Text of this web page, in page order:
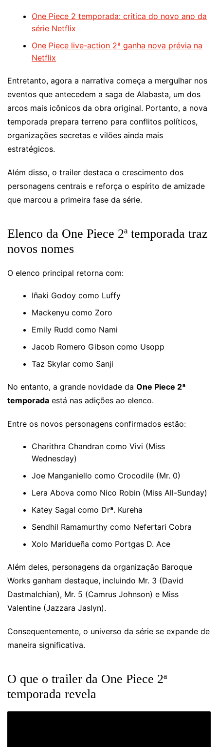
One Piece 2 temporada: crítica do novo ano da
série Netflix
One Piece live-action 2ª ganha nova prévia na
Netflix
Entretanto, agora a narrativa começa a mergulhar nos
eventos que antecedem a saga de Alabasta, um dos
arcos mais icônicos da obra original. Portanto, a nova
temporada prepara terreno para conflitos políticos,
organizações secretas e vilões ainda mais
estratégicos.
Além disso, o trailer destaca o crescimento dos
personagens centrais e reforça o espírito de amizade
que marcou a primeira fase da série.
Elenco da One Piece 2ª temporada traz
novos nomes
O elenco principal retorna com:
Iñaki Godoy como Luffy
Mackenyu como Zoro
Emily Rudd como Nami
Jacob Romero Gibson como Usopp
Taz Skylar como Sanji
No entanto, a grande novidade da One Piece 2ª
temporada está nas adições ao elenco.
Entre os novos personagens confirmados estão:
Charithra Chandran como Vivi (Miss
Wednesday)
Joe Manganiello como Crocodile (Mr. 0)
Lera Abova como Nico Robin (Miss All-Sunday)
Katey Sagal como Drª. Kureha
Sendhil Ramamurthy como Nefertari Cobra
Xolo Maridueña como Portgas D. Ace
Além deles, personagens da organização Baroque
Works ganham destaque, incluindo Mr. 3 (David
Dastmalchian), Mr. 5 (Camrus Johnson) e Miss
Valentine (Jazzara Jaslyn).
Consequentemente, o universo da série se expande de
maneira significativa.
O que o trailer da One Piece 2ª
temporada revela